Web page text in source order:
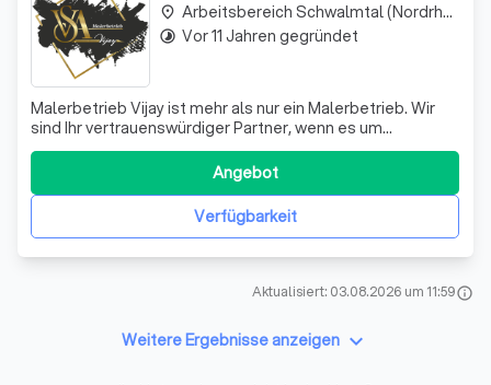
Malerbetrieb Vijay ist mehr als nur ein Malerbetrieb. Wir
sind Ihr vertrauenswürdiger Partner, wenn es um
professionelle Malerarbeiten geht. Mit unserer
langjährigen Erfahrung und unserem handwerklichen
Können erfüllen wir Ihre Erwartungen und Ansprüche in
höchstem Maße. Ihre Wünsche und Vorstellung
Verfügbarkeit
Angebot
place Arbeitsbereich Schwalmtal (Nordrhein-Westfalen)
timelapse Vor 11 Jahren gegründet
Aktualisiert: 03.08.2026 um 11:59info
Weitere Ergebnisse anzeigen keyboard_arrow_down